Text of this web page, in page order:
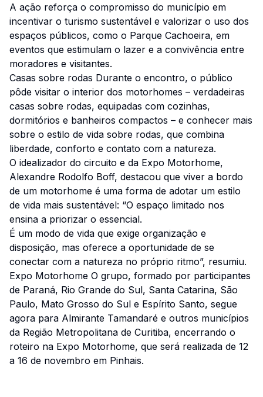
A ação reforça o compromisso do município em
incentivar o turismo sustentável e valorizar o uso dos
espaços públicos, como o Parque Cachoeira, em
eventos que estimulam o lazer e a convivência entre
moradores e visitantes.
Casas sobre rodas Durante o encontro, o público
pôde visitar o interior dos motorhomes – verdadeiras
casas sobre rodas, equipadas com cozinhas,
dormitórios e banheiros compactos – e conhecer mais
sobre o estilo de vida sobre rodas, que combina
liberdade, conforto e contato com a natureza.
O idealizador do circuito e da Expo Motorhome,
Alexandre Rodolfo Boff, destacou que viver a bordo
de um motorhome é uma forma de adotar um estilo
de vida mais sustentável: “O espaço limitado nos
ensina a priorizar o essencial.
É um modo de vida que exige organização e
disposição, mas oferece a oportunidade de se
conectar com a natureza no próprio ritmo”, resumiu.
Expo Motorhome O grupo, formado por participantes
de Paraná, Rio Grande do Sul, Santa Catarina, São
Paulo, Mato Grosso do Sul e Espírito Santo, segue
agora para Almirante Tamandaré e outros municípios
da Região Metropolitana de Curitiba, encerrando o
roteiro na Expo Motorhome, que será realizada de 12
a 16 de novembro em Pinhais.